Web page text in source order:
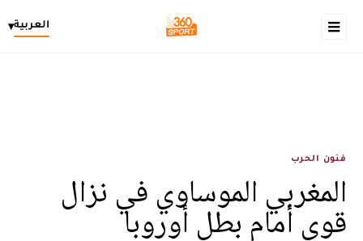
العربية▾
فنون الحرب
المغربي الموساوي في نزال
قوي أمام بطل أوروبا